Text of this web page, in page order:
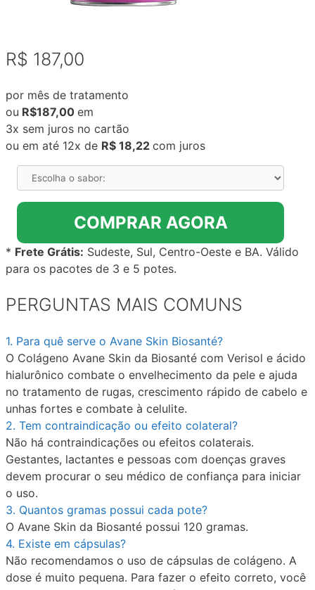
R$ 187,00
por mês de tratamento
ou R$187,00 em
3x sem juros no cartão
ou em até 12x de R$ 18,22 com juros
COMPRAR AGORA
* Frete Grátis: Sudeste, Sul, Centro-Oeste e BA. Válido
para os pacotes de 3 e 5 potes.
PERGUNTAS MAIS COMUNS
1. Para quê serve o Avane Skin Biosanté?
O Colágeno Avane Skin da Biosanté com Verisol e ácido
hialurônico combate o envelhecimento da pele e ajuda
no tratamento de rugas, crescimento rápido de cabelo e
unhas fortes e combate à celulite.
2. Tem contraindicação ou efeito colateral?​
Não há contraindicações ou efeitos colaterais.
Gestantes, lactantes e pessoas com doenças graves
devem procurar o seu médico de confiança para iniciar
o uso.
3. Quantos gramas possui cada pote?​
O Avane Skin da Biosanté possui 120 gramas.
4. Existe em cápsulas?​
Não recomendamos o uso de cápsulas de colágeno. A
dose é muito pequena. Para fazer o efeito correto, você